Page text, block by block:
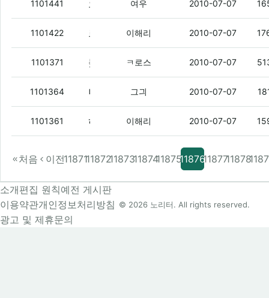
1101441 (4)
여우 2010-07-07
1101422 (3)
이해리 2010-07-07
1101371 ㅋ로스 2010-07-07
1101364 (2)
그긔 2010-07-07
1101361 (1)
이해리 2010-07-07
처음 이전1187111872118731187411875118761187711878
소개편집 원칙예전 게시판
이용약관개인정보처리방침
광고 및 제휴문의
© 2026 노리터. All rights reserved.